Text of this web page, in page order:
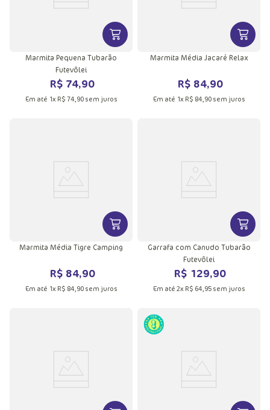
VER MAIS INFORMAÇÕES DO
Marmita Pequena Tubarão
Futevôlei
R$ 74,90
Em até 1x R$ 74, 90sem juros
VER
Marmita Média Jacaré Relax
R$ 84,90
Em até 1x R$ 84, 90sem juros
VER MAIS INFORMAÇÕES DO
Marmita Média Tigre Camping
R$ 84,90
Em até 1x R$ 84, 90sem juros
VER
Garrafa com Canudo Tubarão
Futevôlei
R$ 129,90
Em até 2x R$ 64, 95sem juros